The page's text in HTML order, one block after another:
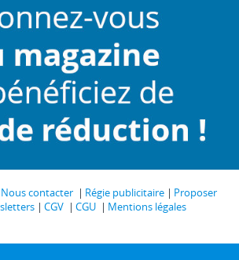
Nous contacter Régie publicitaire
Proposer
CGV CGU
Mentions légales